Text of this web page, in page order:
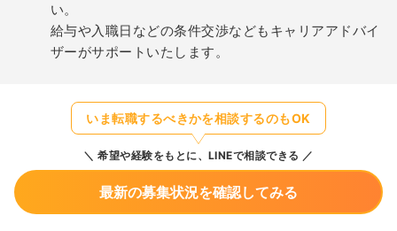
い。
給与や入職日などの条件交渉などもキャリアアドバイ
ザーがサポートいたします。
いま転職するべきかを相談するのもOK
希望や経験をもとに、LINEで相談できる
最新の募集状況を確認してみる